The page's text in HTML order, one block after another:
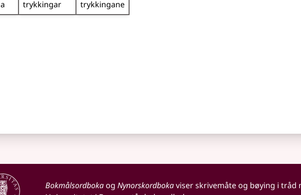
trykkingar trykkingane
Bokmålsordbokaog Nynorskordbokaviser skrivemåte og bøying i tråd